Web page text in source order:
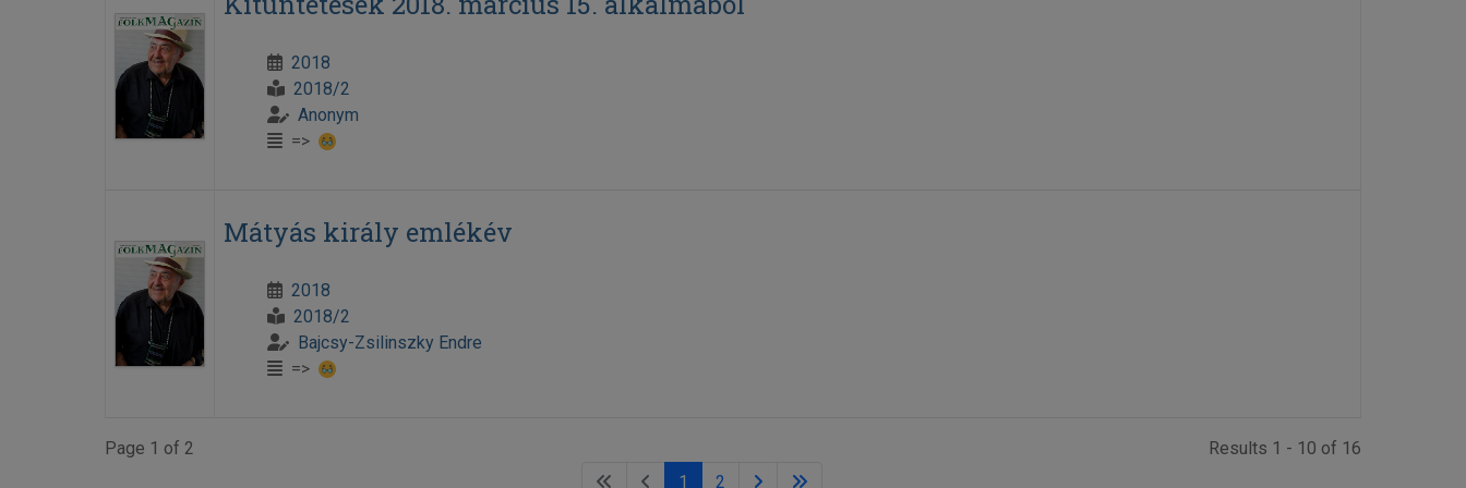
2018
2018/2
Anonym
=>
Mátyás király emlékév
2018
2018/2
Bajcsy-Zsilinszky Endre
=>
Page 1 of 2
1
2
Results 1 - 10 of 16